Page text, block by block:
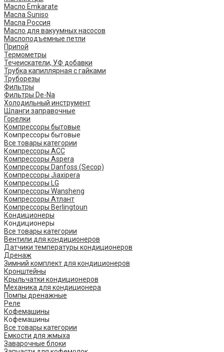
Масло Emkarate
Масла Suniso
Масла Россия
Масло для вакуумных насосов
Маслоподъемные петли
Припой
Термометры
Течеискатели, УФ добавки
Трубка капиллярная с гайками
Труборезы
Фильтры
Фильтры De-Na
Холодильный инструмент
Шланги заправочные
Горелки
Компрессоры бытовые
Компрессоры бытовые
Все товары категории
Компрессоры ACC
Компрессоры Aspera
Компрессоры Danfoss (Secop)
Компрессоры Jiaxipera
Компрессоры LG
Компрессоры Wansheng
Компрессоры Атлант
Компрессоры Berlingtoun
Кондиционеры
Кондиционеры
Все товары категории
Вентили для кондиционеров
Датчики температуры кондиционеров
Дренаж
Зимний комплект для кондиционеров
Кронштейны
Крыльчатки кондиционеров
Механика для кондиционера
Помпы дренажные
Реле
Кофемашины
Кофемашины
Все товары категории
Емкости для жмыха
Заварочные блоки